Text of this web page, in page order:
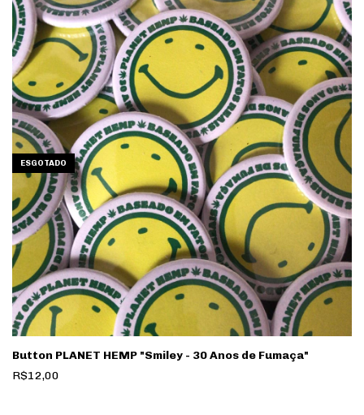
ESGOTADO
Button PLANET HEMP "Smiley - 30 Anos de Fumaça"
R$12,00